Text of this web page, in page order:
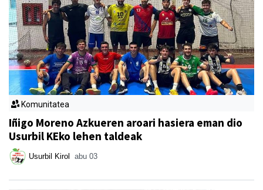
Komunitatea
Iñigo Moreno Azkueren aroari hasiera eman dio
Usurbil KEko lehen taldeak
Usurbil Kirol abu 03